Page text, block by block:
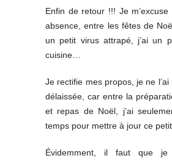
Enfin de retour !!! Je
absence, entre les fêtes de
un petit virus attrapé, j’ai un
cuisine…
Je rectifie mes propos, je ne
délaissée, car entre la
et repas de Noël, j’ai
temps pour mettre à jour ce petit
Évidemment, il faut que je